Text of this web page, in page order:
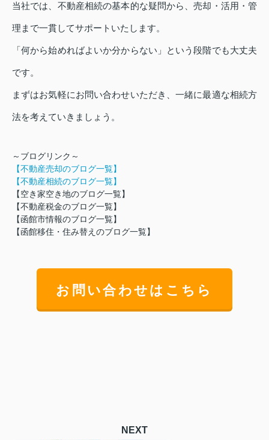
当社では、不動産相続の基本的な疑問から、売却・活用・管
理まで一貫してサポートいたします。
「何から始めればよいか分からない」という段階でも大丈夫
です。
まずはお気軽にお問い合わせいただき、一緒に最適な相続方
法を考えていきましょう。
～ブログリンク～
【不動産売却のブログ一覧】
【不動産相続のブログ一覧】
【空き家空き地のブログ一覧】
【不動産税金のブログ一覧】
【函館市情報のブログ一覧】
【函館移住・住み替えのブログ一覧】
お問い合わせはこちら
NEXT